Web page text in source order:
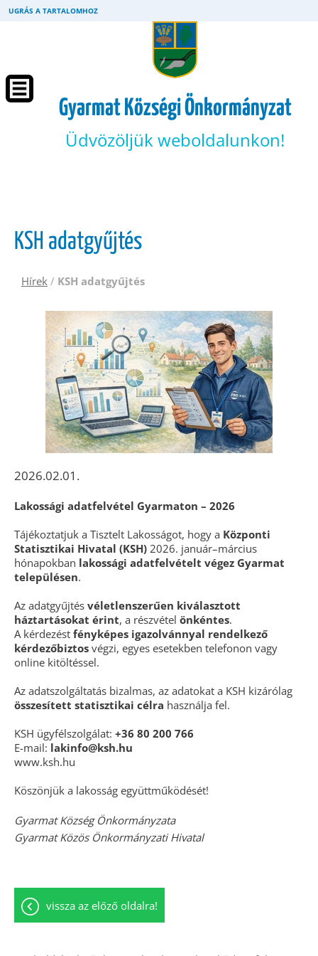
UGRÁS A TARTALOMHOZ
Gyarmat Községi Önkormányzat
Üdvözöljük weboldalunkon!
KSH adatgyűjtés
Hírek / KSH adatgyűjtés
2026.02.01.
Lakossági adatfelvétel Gyarmaton – 2026
Tájékoztatjuk a Tisztelt Lakosságot, hogy a Központi
Statisztikai Hivatal (KSH) 2026. január–március
hónapokban lakossági adatfelvételt végez Gyarmat
településen.
Az adatgyűjtés véletlenszerűen kiválasztott
háztartásokat érint, a részvétel önkéntes.
A kérdezést fényképes igazolvánnyal rendelkező
kérdezőbiztos végzi, egyes esetekben telefonon vagy
online kitöltéssel.
Az adatszolgáltatás bizalmas, az adatokat a KSH kizárólag
összesített statisztikai célra használja fel.
KSH ügyfélszolgálat: +36 80 200 766
E-mail: lakinfo@ksh.hu
www.ksh.hu
Köszönjük a lakosság együttműködését!
Gyarmat Község Önkormányzata
Gyarmat Közös Önkormányzati Hivatal
vissza az előző oldalra!